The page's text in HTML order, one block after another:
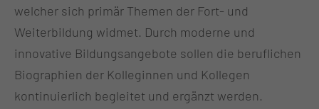
welcher sich primär Themen der Fort- und
Weiterbildung widmet. Durch moderne und
innovative Bildungsangebote sollen die beruflichen
Biographien der Kolleginnen und Kollegen
kontinuierlich begleitet und ergänzt werden.